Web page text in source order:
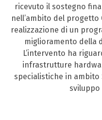
ricevuto il sostegno
nell’ambito del progetto
realizzazione di un
miglioramento della
L’intervento ha
infrastrutture
specialistiche in ambito